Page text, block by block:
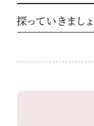
探っていきましょ